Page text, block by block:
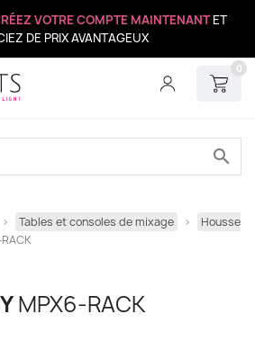
VOTRE COMPTE MAINTENANT ET
DE PRIX AVANTAGEUX
0
search
Tables et consoles de mixage
Housse
MPX6-RACK